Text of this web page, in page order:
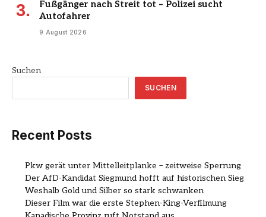
Fußgänger nach Streit tot – Polizei sucht
Autofahrer
9 August 2026
Suchen
SUCHEN
Recent Posts
Pkw gerät unter Mittelleitplanke – zeitweise Sperrung
Der AfD-Kandidat Siegmund hofft auf historischen Sieg
Weshalb Gold und Silber so stark schwanken
Dieser Film war die erste Stephen-King-Verfilmung